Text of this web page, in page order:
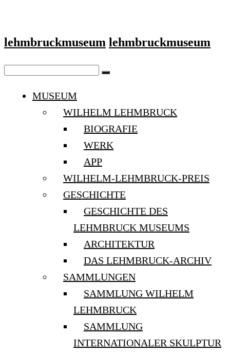
lehmbruckmuseum lehmbruckmuseum
MUSEUM
WILHELM LEHMBRUCK
BIOGRAFIE
WERK
APP
WILHELM-LEHMBRUCK-PREIS
GESCHICHTE
GESCHICHTE DES
LEHMBRUCK MUSEUMS
ARCHITEKTUR
DAS LEHMBRUCK-ARCHIV
SAMMLUNGEN
SAMMLUNG WILHELM
LEHMBRUCK
SAMMLUNG
INTERNATIONALER SKULPTUR